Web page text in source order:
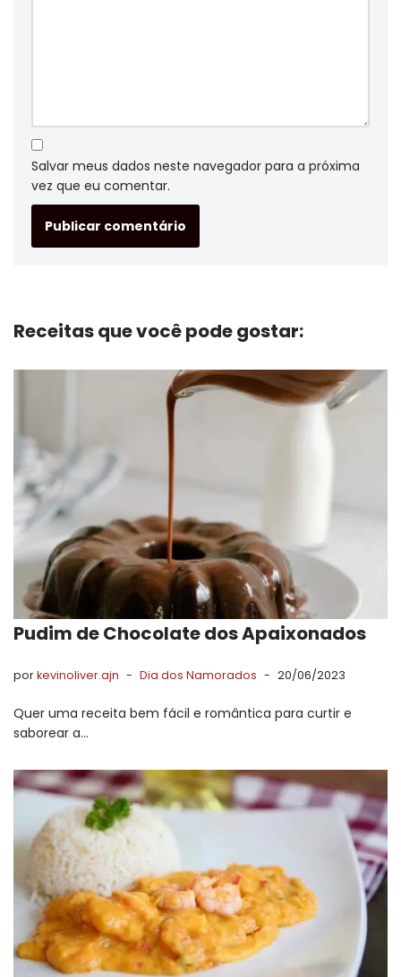
Salvar meus dados neste navegador para a próxima
vez que eu comentar.
Receitas que você pode gostar:
Pudim de Chocolate dos Apaixonados
porkevinoliver.ajn Dia dos Namorados 20/06/2023
Quer uma receita bem fácil e romântica para curtir e
saborear a…